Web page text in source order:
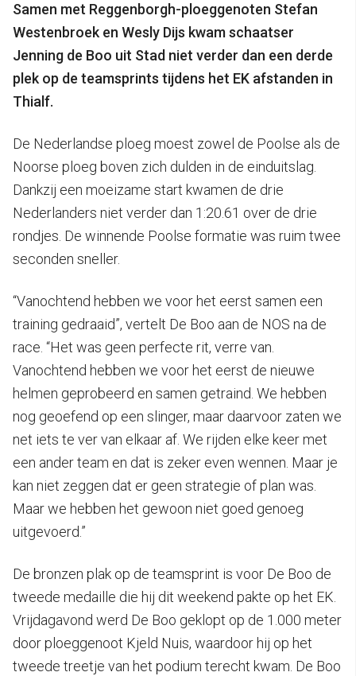
Samen met Reggenborgh-ploeggenoten Stefan
Westenbroek en Wesly Dijs kwam schaatser
Jenning de Boo uit Stad niet verder dan een derde
plek op de teamsprints tijdens het EK afstanden in
Thialf.
De Nederlandse ploeg moest zowel de Poolse als de
Noorse ploeg boven zich dulden in de einduitslag.
Dankzij een moeizame start kwamen de drie
Nederlanders niet verder dan 1:20.61 over de drie
rondjes. De winnende Poolse formatie was ruim twee
seconden sneller.
“Vanochtend hebben we voor het eerst samen een
training gedraaid”, vertelt De Boo aan de NOS na de
race. “Het was geen perfecte rit, verre van.
Vanochtend hebben we voor het eerst de nieuwe
helmen geprobeerd en samen getraind. We hebben
nog geoefend op een slinger, maar daarvoor zaten we
net iets te ver van elkaar af. We rijden elke keer met
een ander team en dat is zeker even wennen. Maar je
kan niet zeggen dat er geen strategie of plan was.
Maar we hebben het gewoon niet goed genoeg
uitgevoerd.”
De bronzen plak op de teamsprint is voor De Boo de
tweede medaille die hij dit weekend pakte op het EK.
Vrijdagavond werd De Boo geklopt op de 1.000 meter
door ploeggenoot Kjeld Nuis, waardoor hij op het
tweede treetje van het podium terecht kwam. De Boo